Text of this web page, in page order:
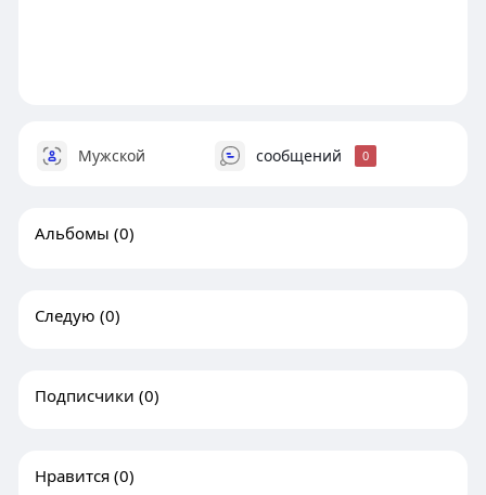
Мужской сообщений 0
Альбомы (0)
Следую (0)
Подписчики (0)
Нравится (0)